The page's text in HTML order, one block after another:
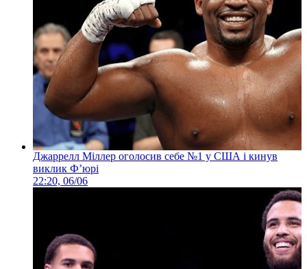
Джаррелл Міллер оголосив себе №1 у США і кинув
виклик Ф’юрі
22:20, 06/06